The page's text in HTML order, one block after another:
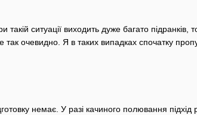
такій ситуації виходить дуже багато
очевидно. Я в таких випадках спочатку
немає. У разі качиного полювання підхід